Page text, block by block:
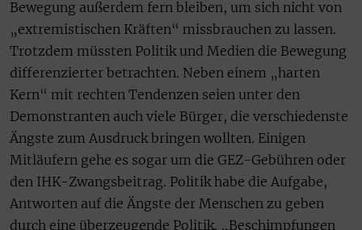
Bewegung außerdem fern bleiben, um sich nicht von
„extremistischen Kräften“ missbrauchen zu lassen.
Trotzdem müssten Politik und Medien die Bewegung
differenzierter betrachten. Neben einem „harten
Kern“ mit rechten Tendenzen seien unter den
Demonstranten auch viele Bürger, die verschiedenste
Ängste zum Ausdruck bringen wollten. Einigen
Mitläufern gehe es sogar um die GEZ-Gebühren oder
den IHK-Zwangsbeitrag. Politik habe die Aufgabe,
Antworten auf die Ängste der Menschen zu geben
durch eine überzeugende Politik. „Beschimpfungen